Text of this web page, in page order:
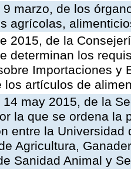
9 marzo, de los
agrícolas,
2015, de la
determinan los
Importaciones y
los artículos de
may 2015, de la
la que se ordena la
entre la
Agricultura,
Sanidad Animal y